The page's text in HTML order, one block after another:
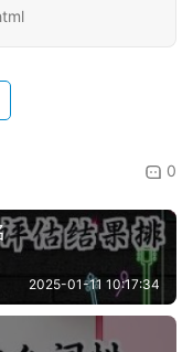
0
2025-01-11 10:17:34